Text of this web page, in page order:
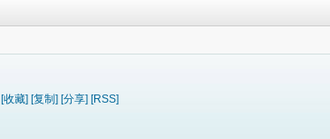
[收藏] [复制] [分享] [RSS]